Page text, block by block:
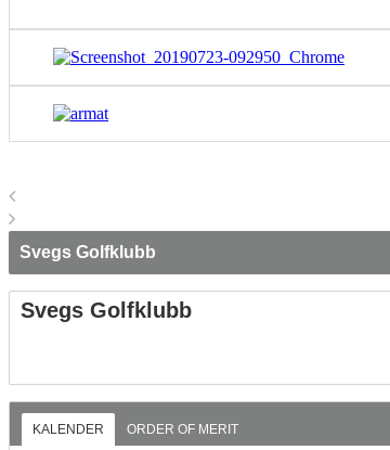
Svegs Golfklubb
Svegs Golfklubb
KALENDER ORDER OF MERIT